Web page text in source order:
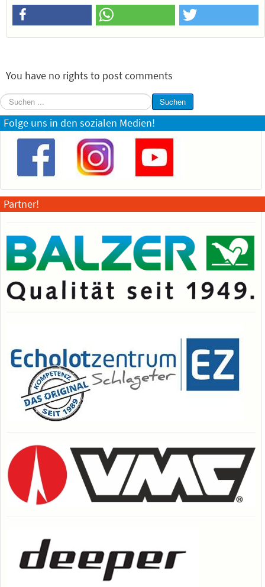
You have no rights to post comments
Suchen
...
Suchen
Folge uns in den sozialen Medien!
Partner!